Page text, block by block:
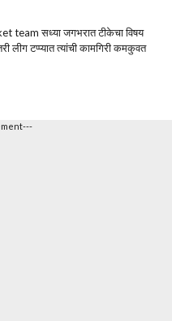
सध्या जगभरात टीकेचा विषय
टप्प्यात त्यांची कामगिरी कमकुवत